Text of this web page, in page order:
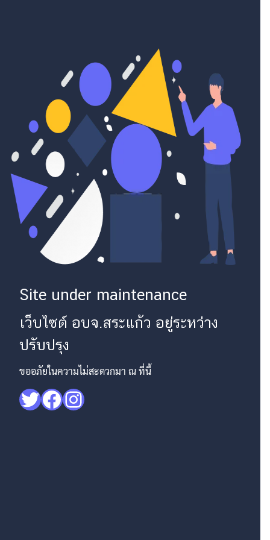
Site under maintenance
เว็บไซต์ อบจ.สระแก้ว อยู่ระหว่าง
ปรับปรุง
ขออภัยในความไม่สะดวกมา ณ ที่นี้
Twitter
Facebook
Instagram